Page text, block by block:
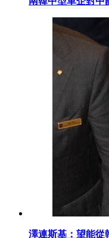
澤連斯基：望能從